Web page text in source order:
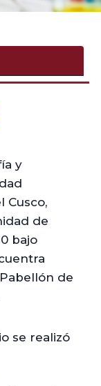
y
Cusco,
de
bajo
de
se realizó